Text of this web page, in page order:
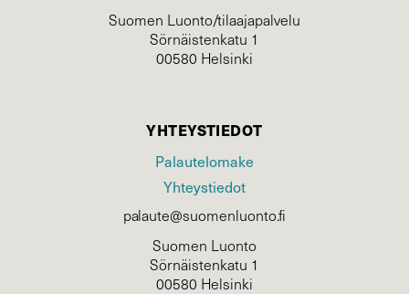
Suomen Luonto/tilaajapalvelu
Sörnäistenkatu 1
00580 Helsinki
YHTEYSTIEDOT
Palautelomake
Yhteystiedot
palaute@suomenluonto.fi
Suomen Luonto
Sörnäistenkatu 1
00580 Helsinki